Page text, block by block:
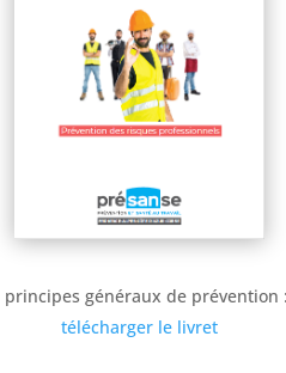
principes généraux de prévention :
télécharger le livret